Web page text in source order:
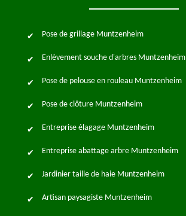
Pose de grillage Muntzenheim
Enlèvement souche d'arbres Muntzenheim
Pose de pelouse en rouleau Muntzenheim
Pose de clôture Muntzenheim
Entreprise élagage Muntzenheim
Entreprise abattage arbre Muntzenheim
Jardinier taille de haie Muntzenheim
Artisan paysagiste Muntzenheim